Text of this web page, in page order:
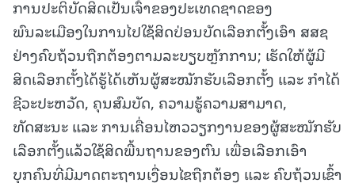
ການປະຕິບັດສິດເປັນເຈົ້າຂອງປະເທດຊາດຂອງ
ພົນລະເມືອງໃນການໄປໃຊ້ສິດປ່ອນບັດເລືອກຕັ້ງເອົາ ສສຊ
ຢ່າງຄົບຖ້ວນຖືກຕ້ອງຕາມລະບຽບຫຼັກການ; ເຮັດໃຫ້ຜູ້ມີ
ສິດເລືອກຕັ້ງໄດ້ຮູ້ໄດ້ເຫັນຜູ້ສະໝັກຮັບເລືອກຕັ້ງ ແລະ ກຳໄດ້
ຊີວະປະຫວັດ, ຄຸນສົມບັດ, ຄວາມຮູ້ຄວາມສາມາດ,
ທັດສະນະ ແລະ ການເຄື່ອນໄຫວວຽກງານຂອງຜູ້ສະໝັກຮັບ
ເລືອກຕັ້ງແລ້ວໃຊ້ສິດພື້ນຖານຂອງຕົນ ເພື່ອເລືອກເອົາ
ບຸກຄົນທີ່ມີມາດຕະຖານເງື່ອນໄຂຖືກຕ້ອງ ແລະ ຄົບຖ້ວນເຂົ້າ